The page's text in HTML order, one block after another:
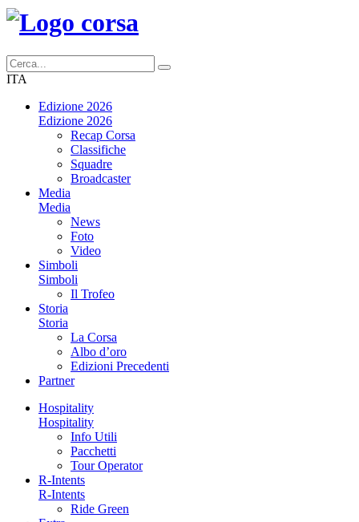
ITA
Edizione 2026
Edizione 2026
Recap Corsa
Classifiche
Squadre
Broadcaster
Media
Media
News
Foto
Video
Simboli
Simboli
Il Trofeo
Storia
Storia
La Corsa
Albo d’oro
Edizioni Precedenti
Partner
Hospitality
Hospitality
Info Utili
Pacchetti
Tour Operator
R-Intents
R-Intents
Ride Green